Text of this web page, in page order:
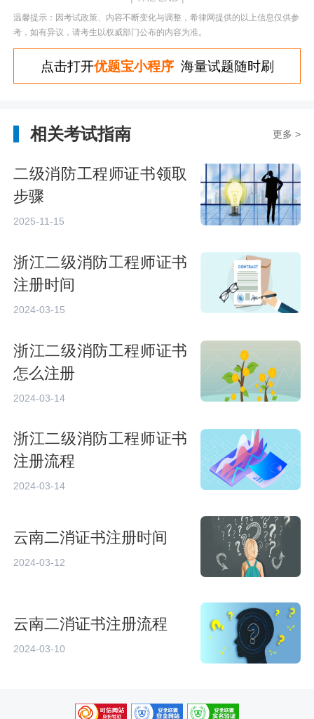
温馨提示：因考试政策、内容不断变化与调整，希律网提供的以上信息仅供参
考，如有异议，请考生以权威部门公布的内容为准。
点击打开优题宝小程序海量试题随时刷
相关考试指南 更多 >
二级消防工程师证书领取
步骤
2025-11-15
浙江二级消防工程师证书
注册时间
2024-03-15
浙江二级消防工程师证书
怎么注册
2024-03-14
浙江二级消防工程师证书
注册流程
2024-03-14
云南二消证书注册时间
2024-03-12
云南二消证书注册流程
2024-03-10